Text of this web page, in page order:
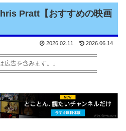
Pratt【おすすめの映画
2026.02.11 2026.06.14
広告を含みます。」